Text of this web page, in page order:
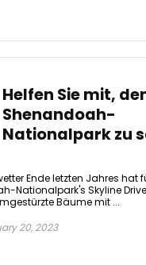
Helfen Sie mit,
Shenandoah-
Nationalpark zu
Ende letzten Jahres hat
Nationalpark's Skyline
Bäume mit ...
20, 2023